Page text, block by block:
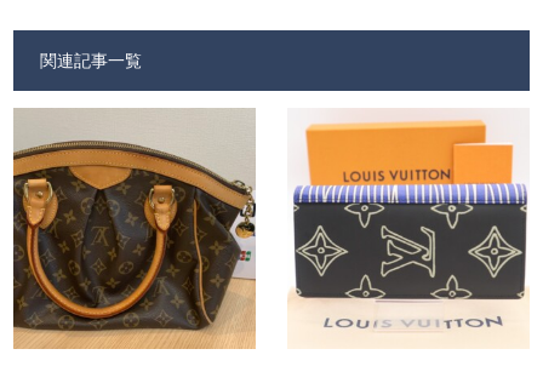
関連記事一覧